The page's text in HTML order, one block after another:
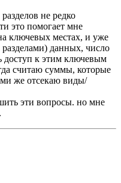
не редко
это помогает мне
ключевых местах, и уже
данных, число
доступ к этим ключевым
считаю суммы, которые
же отсекаю виды/
эти вопросы. но мне